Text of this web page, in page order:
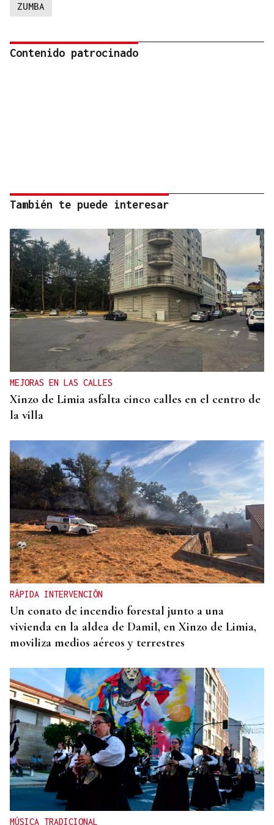
ZUMBA
Contenido patrocinado
También te puede interesar
MEJORAS EN LAS CALLES
Xinzo de Limia asfalta cinco calles en el centro de
la villa
RÁPIDA INTERVENCIÓN
Un conato de incendio forestal junto a una
vivienda en la aldea de Damil, en Xinzo de Limia,
moviliza medios aéreos y terrestres
MÚSICA TRADICIONAL